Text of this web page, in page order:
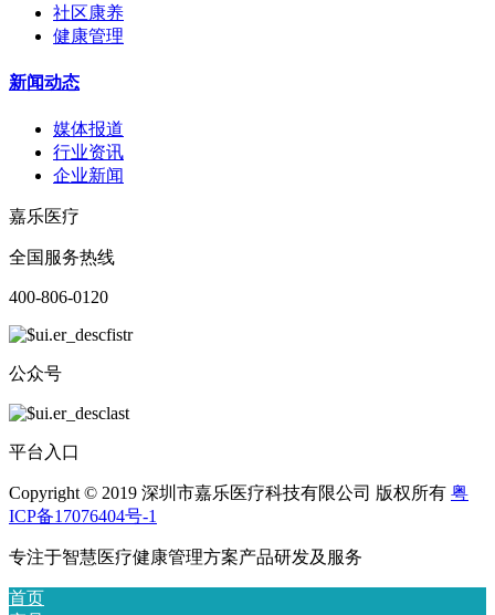
社区康养
健康管理
新闻动态
媒体报道
行业资讯
企业新闻
嘉乐医疗
全国服务热线
400-806-0120
公众号
平台入口
Copyright © 2019 深圳市嘉乐医疗科技有限公司 版权所有 粤
ICP备17076404号-1
专注于智慧医疗健康管理方案产品研发及服务
首页